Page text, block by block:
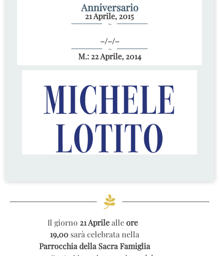
Anniversario
21 Aprile, 2015
~
–/–/–
~
M.: 22 Aprile, 2014
Il giorno 21 Aprilealleore
19,00sarà celebrata nella
Parrocchia della Sacra Famiglia